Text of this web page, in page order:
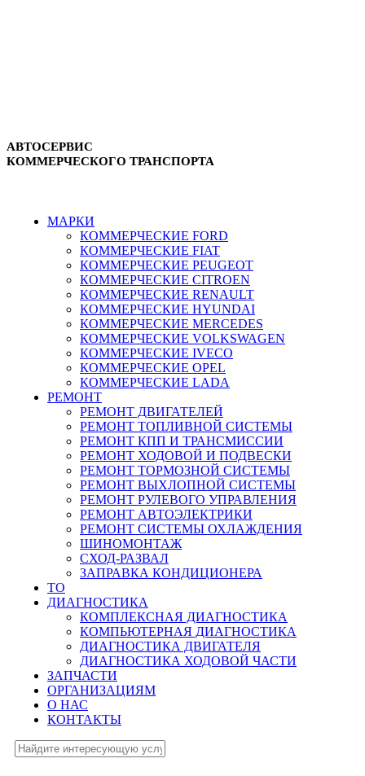
АВТОСЕРВИС
КОММЕРЧЕСКОГО ТРАНСПОРТА
МАРКИ
КОММЕРЧЕСКИЕ FORD
КОММЕРЧЕСКИЕ FIAT
КОММЕРЧЕСКИЕ PEUGEOT
КОММЕРЧЕСКИЕ CITROEN
КОММЕРЧЕСКИЕ RENAULT
КОММЕРЧЕСКИЕ HYUNDAI
КОММЕРЧЕСКИЕ MERCEDES
КОММЕРЧЕСКИЕ VOLKSWAGEN
КОММЕРЧЕСКИЕ IVECO
КОММЕРЧЕСКИЕ OPEL
КОММЕРЧЕСКИЕ LADA
РЕМОНТ
РЕМОНТ ДВИГАТЕЛЕЙ
РЕМОНТ ТОПЛИВНОЙ СИСТЕМЫ
РЕМОНТ КПП И ТРАНСМИССИИ
РЕМОНТ ХОДОВОЙ И ПОДВЕСКИ
РЕМОНТ ТОРМОЗНОЙ СИСТЕМЫ
РЕМОНТ ВЫХЛОПНОЙ СИСТЕМЫ
РЕМОНТ РУЛЕВОГО УПРАВЛЕНИЯ
РЕМОНТ АВТОЭЛЕКТРИКИ
РЕМОНТ СИСТЕМЫ ОХЛАЖДЕНИЯ
ШИНОМОНТАЖ
СХОД-РАЗВАЛ
ЗАПРАВКА КОНДИЦИОНЕРА
ТО
ДИАГНОСТИКА
КОМПЛЕКСНАЯ ДИАГНОСТИКА
КОМПЬЮТЕРНАЯ ДИАГНОСТИКА
ДИАГНОСТИКА ДВИГАТЕЛЯ
ДИАГНОСТИКА ХОДОВОЙ ЧАСТИ
ЗАПЧАСТИ
ОРГАНИЗАЦИЯМ
О НАС
КОНТАКТЫ